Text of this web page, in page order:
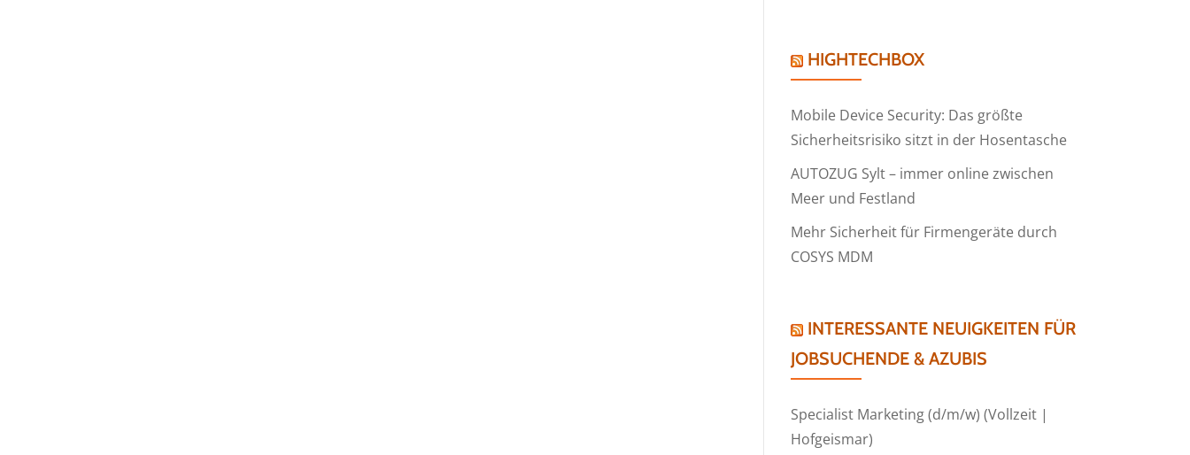
HIGHTECHBOX
Mobile Device Security: Das größte
Sicherheitsrisiko sitzt in der Hosentasche
AUTOZUG Sylt – immer online zwischen
Meer und Festland
Mehr Sicherheit für Firmengeräte durch
COSYS MDM
INTERESSANTE NEUIGKEITEN FÜR
JOBSUCHENDE & AZUBIS
Specialist Marketing (d/m/w) (Vollzeit |
Hofgeismar)